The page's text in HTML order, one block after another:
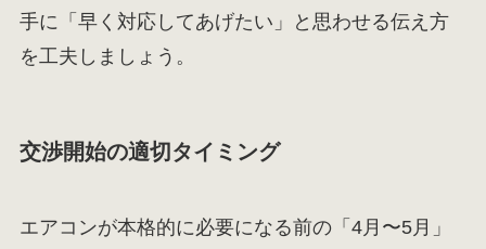
手に「早く対応してあげたい」と思わせる伝え方
を工夫しましょう。
交渉開始の適切タイミング
エアコンが本格的に必要になる前の「4月〜5月」